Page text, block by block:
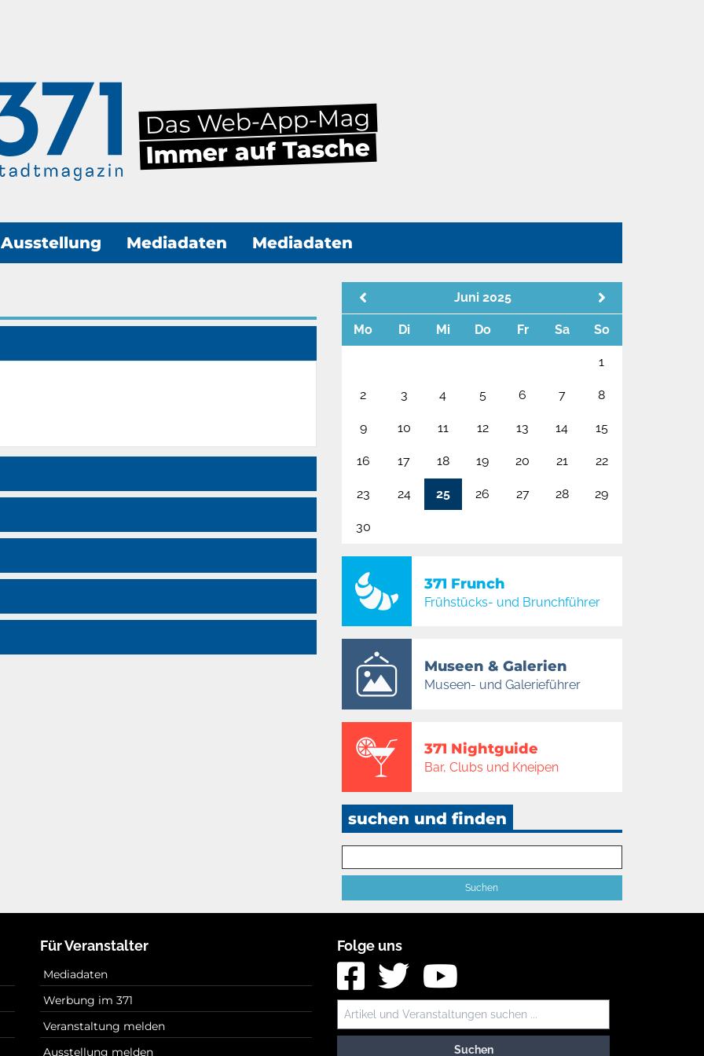
Das Web-App-Mag
Immer auf Tasche
Ausstellung Mediadaten Mediadaten
Juni 2025
Mo Di Mi Do Fr Sa So
1
2 3 4 5 6 7 8
9 10 11 12 13 14 15
16 17 18 19 20 21 22
23 24 25 26 27 28 29
30
371 Frunch
Frühstücks- und Brunchführer
Museen & Galerien
Museen- und Galerieführer
371 Nightguide
Bar, Clubs und Kneipen
suchen und finden
Für Veranstalter
Mediadaten
Werbung im 371
Veranstaltung melden
Ausstellung melden
Folge uns